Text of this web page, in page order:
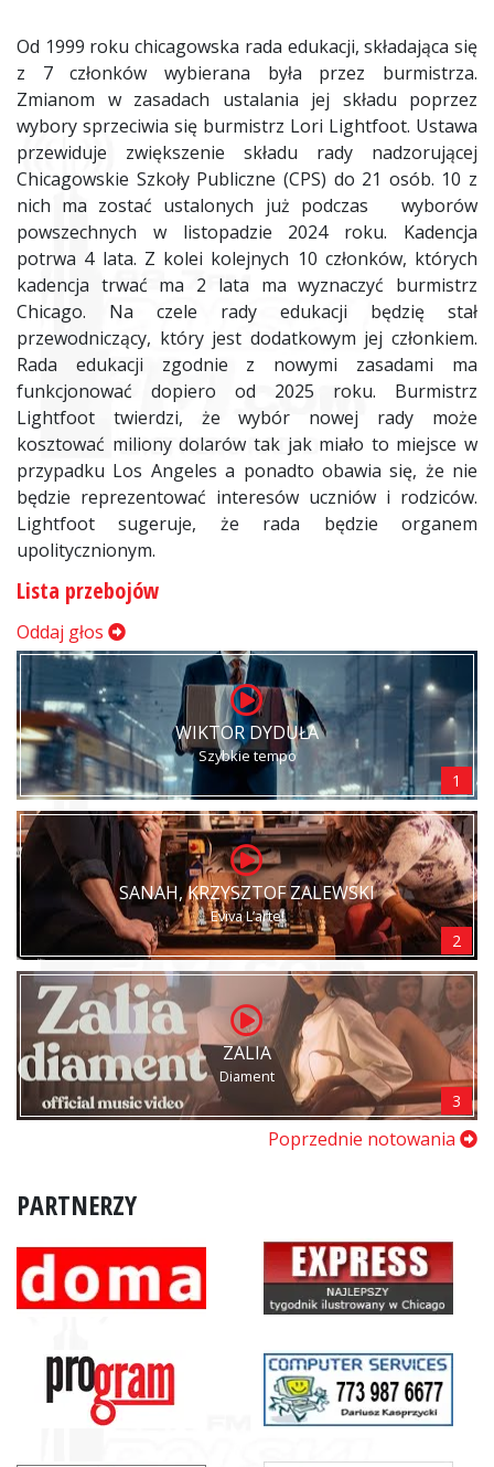
Od 1999 roku chicagowska rada edukacji, składająca się
z 7 członków wybierana była przez burmistrza.
Zmianom w zasadach ustalania jej składu poprzez
wybory sprzeciwia się burmistrz Lori Lightfoot. Ustawa
przewiduje zwiększenie składu rady nadzorującej
Chicagowskie Szkoły Publiczne (CPS) do 21 osób. 10 z
nich ma zostać ustalonych już podczas wyborów
powszechnych w listopadzie 2024 roku. Kadencja
potrwa 4 lata. Z kolei kolejnych 10 członków, których
kadencja trwać ma 2 lata ma wyznaczyć burmistrz
Chicago. Na czele rady edukacji będzię stał
przewodniczący, który jest dodatkowym jej członkiem.
Rada edukacji zgodnie z nowymi zasadami ma
funkcjonować dopiero od 2025 roku. Burmistrz
Lightfoot twierdzi, że wybór nowej rady może
kosztować miliony dolarów tak jak miało to miejsce w
przypadku Los Angeles a ponadto obawia się, że nie
będzie reprezentować interesów uczniów i rodziców.
Lightfoot sugeruje, że rada będzie organem
upolitycznionym.
Lista przebojów
Oddaj głos
WIKTOR DYDUŁA
Szybkie tempo
1
SANAH, KRZYSZTOF ZALEWSKI
Eviva L’arte!
2
ZALIA
Diament
3
Poprzednie notowania
PARTNERZY